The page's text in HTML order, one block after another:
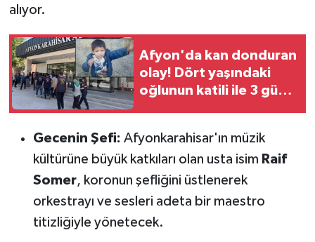
alıyor.
Afyon'da kan donduran
olay! Dört yaşındaki
oğlunun katili ile 3 gün
Gecenin Şefi: Afyonkarahisar'ın müzik
kültürüne büyük katkıları olan usta isim Raif
Somer, koronun şefliğini üstlenerek
orkestrayı ve sesleri adeta bir maestro
titizliğiyle yönetecek.